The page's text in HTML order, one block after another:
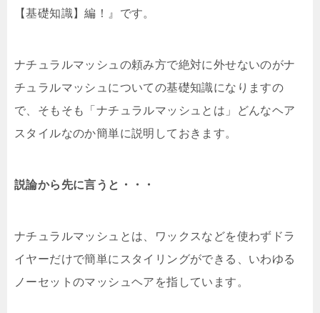
【基礎知識】編！』です。
ナチュラルマッシュの頼み方で絶対に外せないのがナ
チュラルマッシュについての基礎知識になりますの
で、そもそも「ナチュラルマッシュとは」どんなヘア
スタイルなのか簡単に説明しておきます。
説論から先に言うと・・・
ナチュラルマッシュとは、ワックスなどを使わずドラ
イヤーだけで簡単にスタイリングができる、いわゆる
ノーセットのマッシュヘアを指しています。